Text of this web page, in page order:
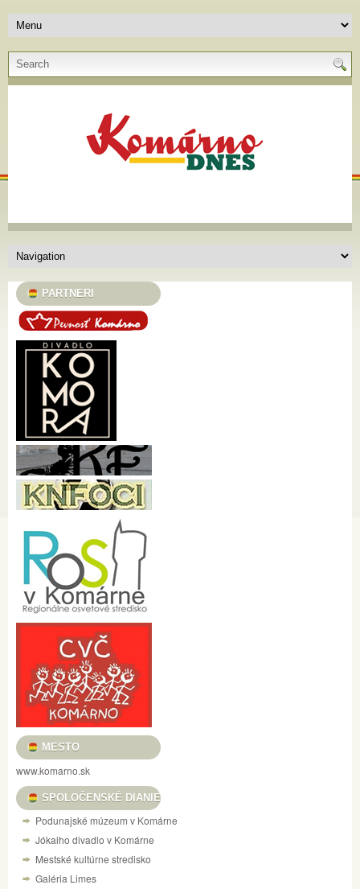
PARTNERI
MESTO
www.komarno.sk
SPOLOČENSKÉ DIANIE
Podunajské múzeum v Komárne
Jókaiho divadlo v Komárne
Mestské kultúrne stredisko
Galéria Limes